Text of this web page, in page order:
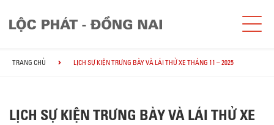
TRANG CHỦ LỊCH SỰ KIỆN TRƯNG BÀY VÀ LÁI THỬ XE THÁNG 11 – 2025
LỊCH SỰ KIỆN TRƯNG BÀY VÀ LÁI THỬ XE